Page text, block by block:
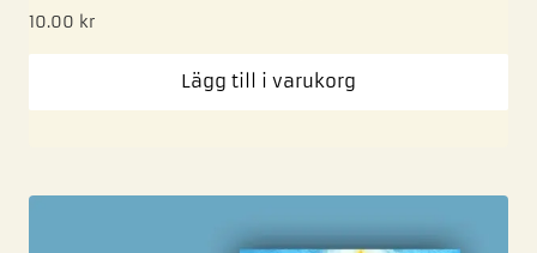
10.00 kr
Lägg till i varukorg